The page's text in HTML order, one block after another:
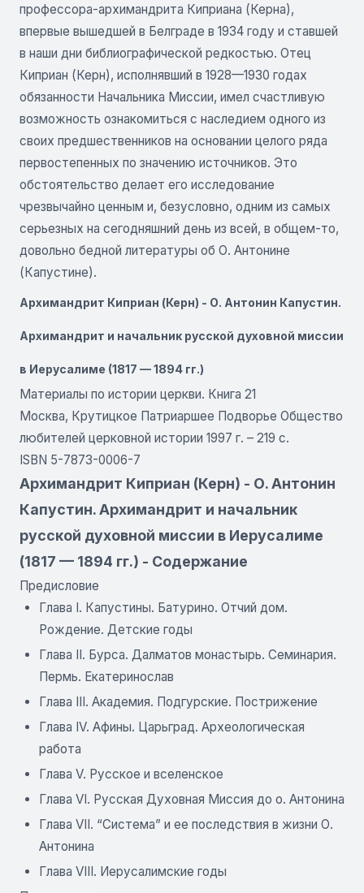
профессора-архимандрита Киприана (Керна),
впервые вышедшей в Белграде в 1934 году и ставшей
в наши дни библиографической редкостью. Отец
Киприан (Керн), исполнявший в 1928—1930 годах
обязанности Начальника Миссии, имел счастливую
возможность ознакомиться с наследием одного из
своих предшественников на основании целого ряда
первостепенных по значению источников. Это
обстоятельство делает его исследование
чрезвычайно ценным и, безусловно, одним из самых
серьезных на сегодняшний день из всей, в общем-то,
довольно бедной литературы об О. Антонине
(Капустине).
Архимандрит Киприан (Керн) - О. Антонин Капустин.
Архимандрит и начальник русской духовной миссии
в Иерусалиме (1817 — 1894 гг.)
Материалы по истории церкви. Книга 21
Москва, Крутицкое Патриаршее Подворье Общество
любителей церковной истории 1997 г. – 219 с.
ISBN 5-7873-0006-7
Архимандрит Киприан (Керн) - О. Антонин
Капустин. Архимандрит и начальник
русской духовной миссии в Иерусалиме
(1817 — 1894 гг.) - Содержание
Предисловие
Глава I. Капустины. Батурино. Отчий дом.
Рождение. Детские годы
Глава II. Бурса. Далматов монастырь. Семинария.
Пермь. Екатеринослав
Глава III. Академия. Подгурские. Пострижение
Глава IV. Афины. Царьград. Археологическая
работа
Глава V. Русское и вселенское
Глава VI. Русская Духовная Миссия до о. Антонина
Глава VII. “Система” и ее последствия в жизни О.
Антонина
Глава VIII. Иерусалимские годы